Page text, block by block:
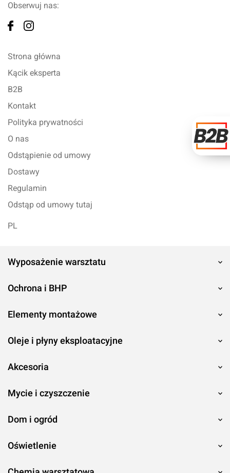
Obserwuj nas:
Strona główna
Kącik eksperta
B2B
Kontakt
Polityka prywatności
O nas
Odstąpienie od umowy
Dostawy
Regulamin
Odstąp od umowy tutaj
PL
Wyposażenie warsztatu
Ochrona i BHP
Elementy montażowe
Oleje i płyny eksploatacyjne
Akcesoria
Mycie i czyszczenie
Dom i ogród
Oświetlenie